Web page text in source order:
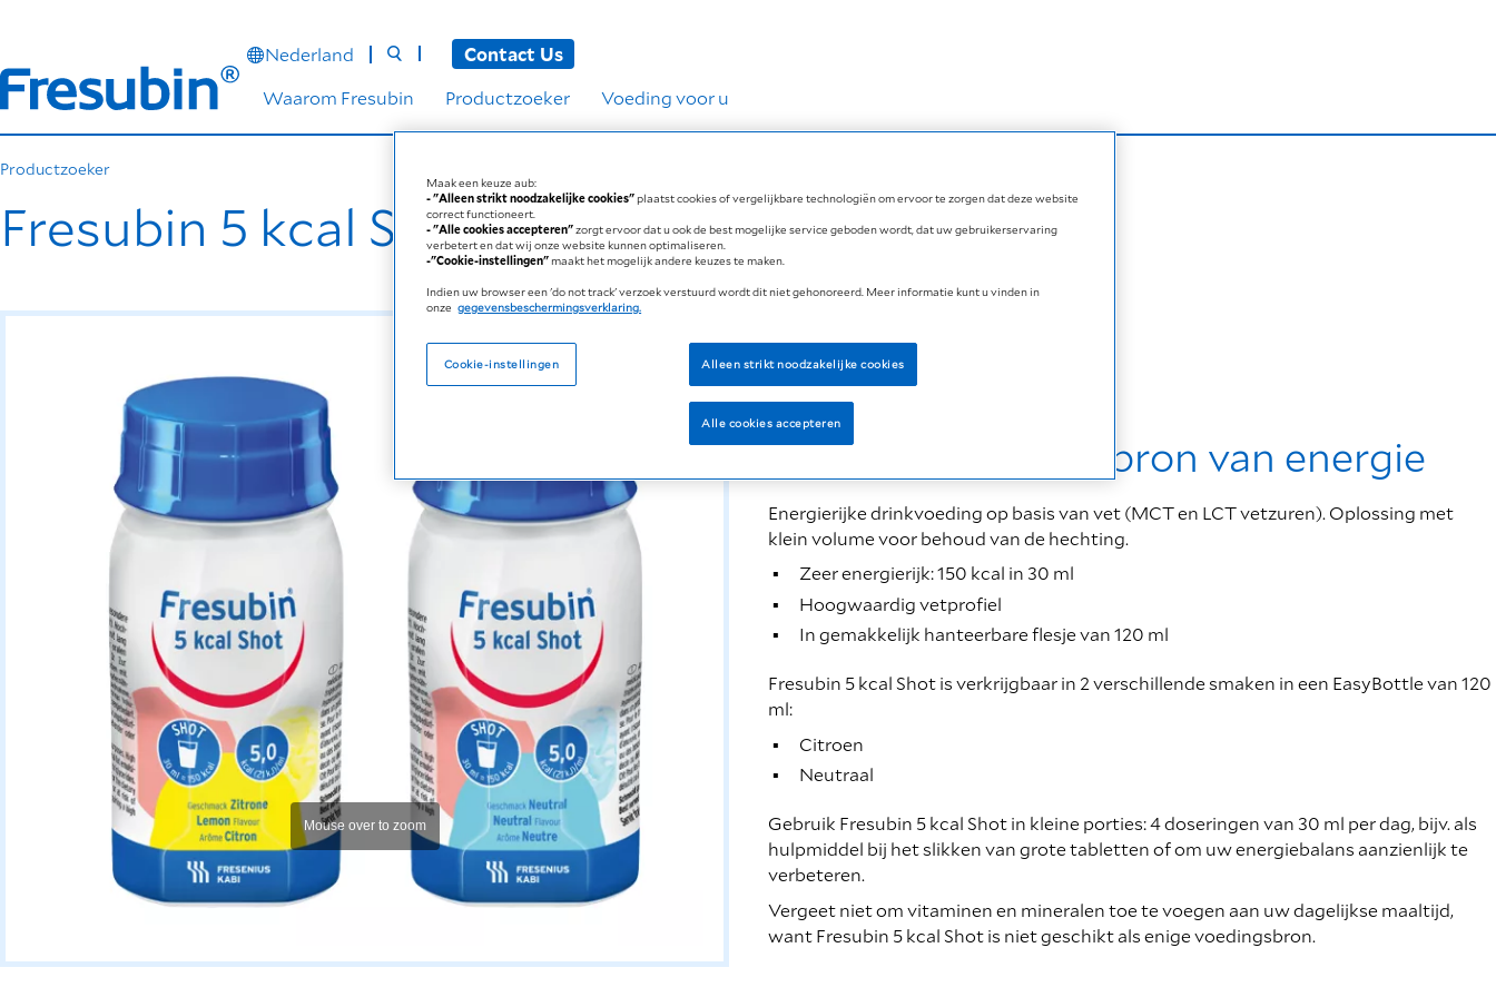
Nederland
Contact Us
Waarom Fresubin
Productzoeker Voeding voor u
Productzoeker
Fresubin 5 kcal Shot
Mouse over to zoom
150 kcal 2 smaken
Geconcentreerde bron van energie
Energierijke drinkvoeding op basis van vet (MCT en LCT vetzuren). Oplossing met
klein volume voor behoud van de hechting.
Zeer energierijk: 150 kcal in 30 ml
Hoogwaardig vetprofiel
In gemakkelijk hanteerbare flesje van 120 ml
Fresubin 5 kcal Shot is verkrijgbaar in 2 verschillende smaken in een EasyBottle van 120
ml:
Citroen
Neutraal
Gebruik Fresubin 5 kcal Shot in kleine porties: 4 doseringen van 30 ml per dag, bijv. als
hulpmiddel bij het slikken van grote tabletten of om uw energiebalans aanzienlijk te
verbeteren.
Vergeet niet om vitaminen en mineralen toe te voegen aan uw dagelijkse maaltijd,
want Fresubin 5 kcal Shot is niet geschikt als enige voedingsbron.
Maak een keuze aub:
- "Alleen strikt noodzakelijke cookies"plaatst cookies of vergelijkbare technologiën om ervoor te zorgen dat deze website
correct functioneert.
- "Alle cookies accepteren"zorgt ervoor dat u ook de best mogelijke service geboden wordt, dat uw gebruikerservaring
verbetert en dat wij onze website kunnen optimaliseren.
-"Cookie-instellingen"maakt het mogelijk andere keuzes te maken.
Indien uw browser een 'do not track' verzoek verstuurd wordt dit niet gehonoreerd. Meer informatie kunt u vinden in
onze gegevensbeschermingsverklaring.
Cookie-instellingen Alleen strikt noodzakelijke cookies
Alle cookies accepteren